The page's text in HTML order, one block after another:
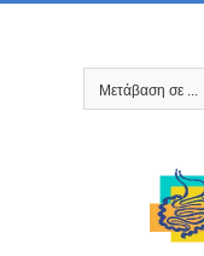
Μετάβαση
Μετάβαση σε ...